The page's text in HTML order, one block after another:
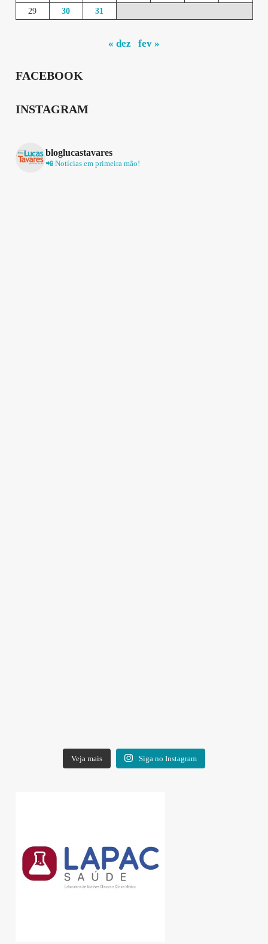
29
30 31
« dez fev »
FACEBOOK
INSTAGRAM
bloglucastavares
📲 Notícias em primeira mão!
Veja mais Siga no Instagram